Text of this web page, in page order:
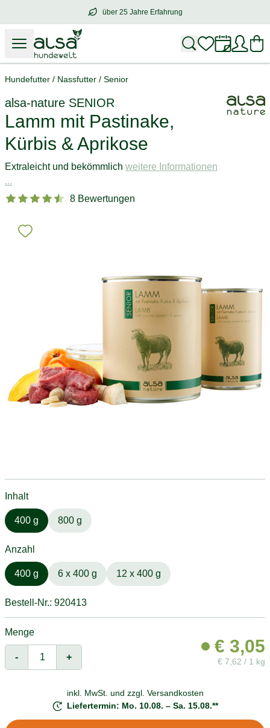
über 25 Jahre Erfahrung
über25 Jahre Erfahrung
Hundefutter / Nassfutter / Senior
alsa-nature SENIOR
Lamm mit Pastinake,
Kürbis & Aprikose
Extraleicht und bekömmlich weitere Informationen
...
8 Bewertungen
Inhalt
400 g 800 g
Anzahl
400 g 6 x 400 g 12 x 400 g
Bestell-Nr.: 920413
Menge
- +
€ 3,05
€ 7,62 / 1 kg
inkl. MwSt. und zzgl. Versandkosten
Liefertermin: Mo. 10.08. – Sa. 15.08.**